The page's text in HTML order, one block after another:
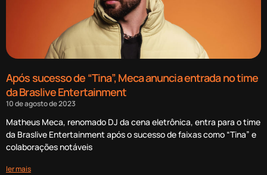
Após sucesso de “Tina”, Meca anuncia entrada no time
da Braslive Entertainment
10 de agosto de 2023
Matheus Meca, renomado DJ da cena eletrônica, entra para o time
da Braslive Entertainment após o sucesso de faixas como “Tina” e
colaborações notáveis
ler mais